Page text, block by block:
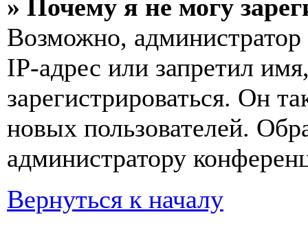
» Почему я не могу
Возможно,
IP-адрес или запретил
зарегистрироваться. Он
новых пользователей.
администратору
Вернуться к началу